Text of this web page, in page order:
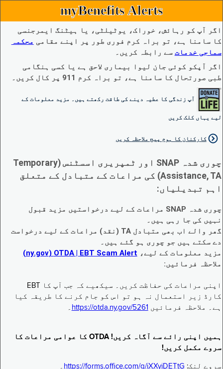
myBenefits Alerts
اگر آپ کو رہائش، خوراک، یوٹیلٹی، یا ہیٹنگ ایمرجنسی
کا سامنا ہے، تو براہ کرم فوری طور پر اپنے مقامی محکمہ
سماجی خدمات سے رابطہ کریں۔
اگر آپکو کوئی جان لیوا بیماری لاحق ہے یا کسی ہنگامی
طبی صورتحال کا سامنا ہے، تو براہ کرم 911 پر کال کریں۔
آپ زندگی کا عطیہ دینے کی طاقت رکھتے ہیں۔ مزید معلومات کے
لیے یہاں کلک کریں
کارکنان کا ہوم پیج ملاحظہ کریں
چوری شدہ SNAP اور ٹمپریری اسسٹنس (Temporary
Assistance, TA) کی مراعات کے متبادل کے متعلق
اہم تبدیلیاں:
چوری شدہ SNAP مراعات کے لیے درخواستیں مزید قبول
نہیں کی جا رہی ہیں۔
گھر والے اب بھی متبادل TA (نقد) مراعات کے لیے درخواست
دے سکتے ہیں جو چوری ہو گئے ہیں۔
مزید معلومات کے لیے، EBT Scam Alert ‏| OTDA ‏(ny.gov)
ملاحظہ فرمائیں:
اپنی مراعات کی حفاظت کریں۔ سیکھیے کہ جب آپ کا EBT
کارڈ زیر استعمال نہ ہو تو اس کو جام کرنے کا طریقہ کیا
ہے۔ ملاحظہ فرمائیں https://otda.ny.gov/5261 ۔
ہمیں اپنی رائے سے آگاہ کریں! OTDA کا عوامی مراعات کا
سروے مکمل کریں!
سروے لنک: https://forms.office.com/g/iXXyiDETtG ۔